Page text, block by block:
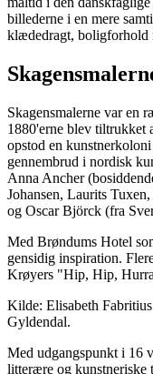
billederne i en mere
klædedragt, boligforhold
Skagensmalerne var en
1880'erne blev tiltrukket
opstod en
gennembrud i nordisk
Anna Ancher
Johansen, Laurits
og Oscar Björck (fra
Med Brøndums Hotel
gensidig inspiration.
Krøyers "Hip, Hip,
Kilde: Elisabeth
Gyldendal.
Med udgangspunkt i 16
litterære og kunstneriske